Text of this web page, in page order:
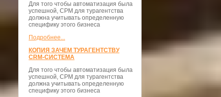
Для того чтобы автоматизация была
успешной, СРМ для турагентства
должна учитывать определенную
специфику этого бизнеса
Подробнее...
КОПИЯ ЗАЧЕМ ТУРАГЕНТСТВУ
CRM-СИСТЕМА
Для того чтобы автоматизация была
успешной, СРМ для турагентства
должна учитывать определенную
специфику этого бизнеса